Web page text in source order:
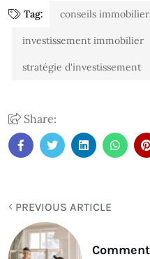
Tag: conseils
investissement immobilier
stratégie d'investissement
Share:
PREVIOUS ARTICLE